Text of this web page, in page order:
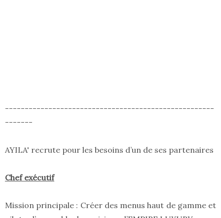
-----------------------------------------------------
-------
AYILA' recrute pour les besoins d’un de ses partenaires
Chef exécutif
Mission principale : Créer des menus haut de gamme et